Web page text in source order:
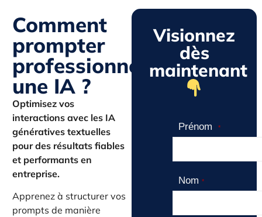
Comment
prompter
professionnellement
une IA ?
Optimisez vos
interactions avec les IA
génératives textuelles
pour des résultats fiables
et performants en
entreprise.
Apprenez à structurer vos
prompts de manière
Visionnez
dès
maintenant
Prénom *
Nom *